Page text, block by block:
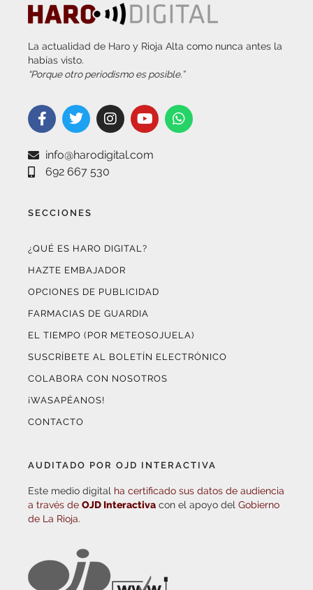
La actualidad de Haro y Rioja Alta como nunca antes la
habías visto.
“Porque otro periodismo es posible.”
info@harodigital.com
692 667 530
SECCIONES
¿QUÉ ES HARO DIGITAL?
HAZTE EMBAJADOR
OPCIONES DE PUBLICIDAD
FARMACIAS DE GUARDIA
EL TIEMPO (POR METEOSOJUELA)
SUSCRÍBETE AL BOLETÍN ELECTRÓNICO
COLABORA CON NOSOTROS
¡WASAPÉANOS!
CONTACTO
AUDITADO POR OJD INTERACTIVA
Este medio digital ha certificado sus datos de audiencia
a través de OJD Interactiva con el apoyo del Gobierno
de La Rioja.